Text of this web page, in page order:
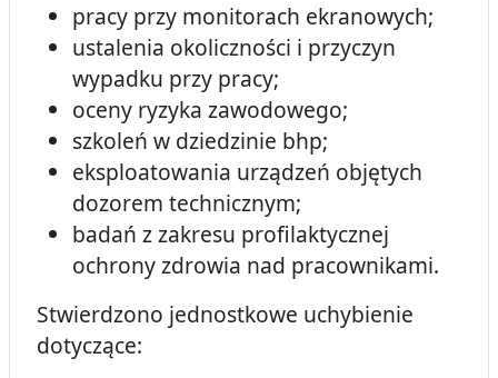
pracy przy monitorach ekranowych;
ustalenia okoliczności i przyczyn
wypadku przy pracy;
oceny ryzyka zawodowego;
szkoleń w dziedzinie bhp;
eksploatowania urządzeń objętych
dozorem technicznym;
badań z zakresu profilaktycznej
ochrony zdrowia nad pracownikami.
Stwierdzono jednostkowe uchybienie
dotyczące: